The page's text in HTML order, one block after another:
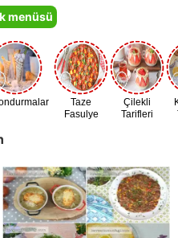
menüsü
Taze
Fasulye
Çilekli
Tarifleri